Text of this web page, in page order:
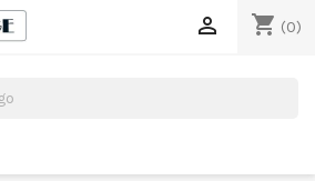
shopping_cart (0)
